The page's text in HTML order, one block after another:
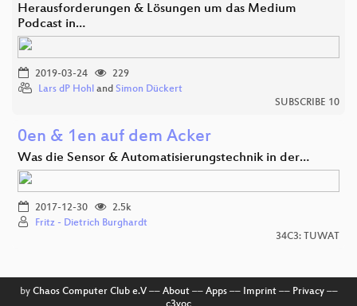
Herausforderungen & Lösungen um das Medium
Podcast in…
2019-03-24
229
Lars dP Hohl and Simon Dückert
SUBSCRIBE 10
0en & 1en auf dem Acker
Was die Sensor & Automatisierungstechnik in der…
2017-12-30
2.5k
Fritz - Dietrich Burghardt
34C3: TUWAT
by Chaos Computer Club e.V–– About–– Apps–– Imprint–– Privacy––